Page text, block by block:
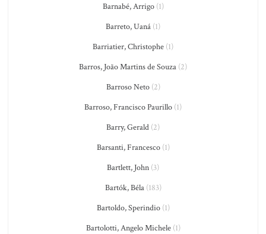
Barnabé, Arrigo(1)
Barreto, Uaná (1)
Barriatier, Christophe (1)
Barros, João Martins de Souza (2)
Barroso Neto(2)
Barroso, Francisco Paurillo (1)
Barry, Gerald (2)
Barsanti, Francesco(1)
Bartlett, John (3)
Bartók, Béla(183)
Bartoldo, Sperindio(1)
Bartolotti, Angelo Michele(1)